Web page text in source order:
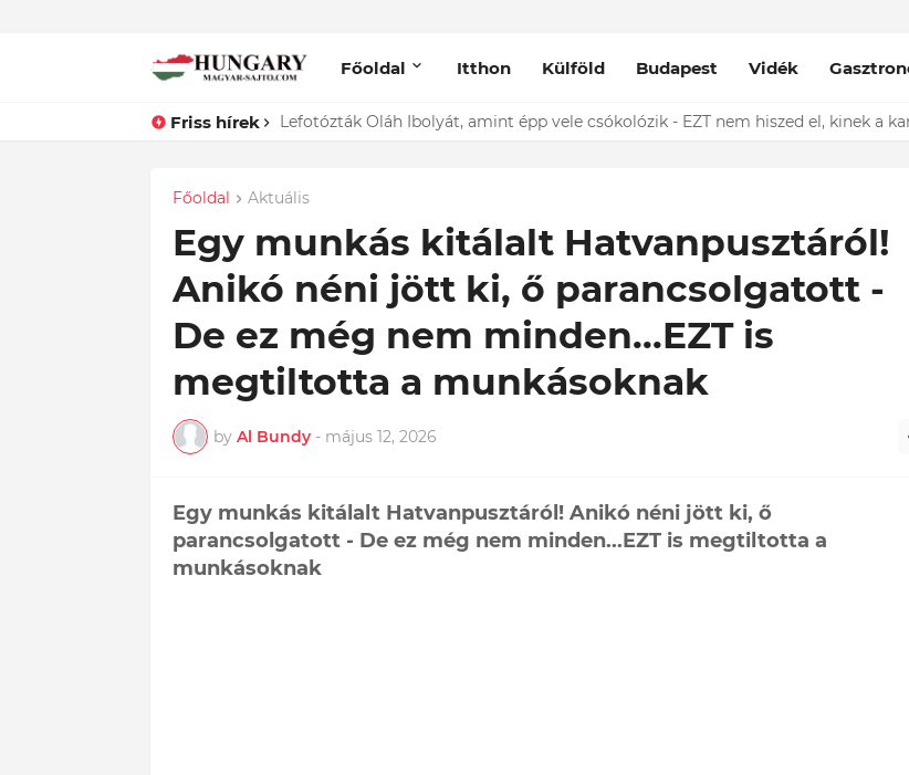
Főoldal Itthon Külföld Budapest Vidék
Friss hírek Lefotózták Oláh Ibolyát, amint épp vele csókolózik - EZT nem hiszed el, kinek a
ÍGY búcsúzik szerelmétől! Hadas Kriszta férje EZT tette közzé
Főoldal Aktuális
Egy munkás kitálalt Hatvanpusztáról!
Anikó néni jött ki, ő parancsolgatott -
De ez még nem minden...EZT is
megtiltotta a munkásoknak
by Al Bundy - május 12, 2026
Egy munkás kitálalt Hatvanpusztáról! Anikó néni jött ki, ő
parancsolgatott - De ez még nem minden...EZT is megtiltotta a
munkásoknak